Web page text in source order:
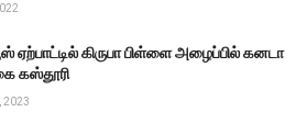
ஏற்பாட்டில் கிருபா பிள்ளை அழைப்பில் கனடா
கஸ்தூரி
2023